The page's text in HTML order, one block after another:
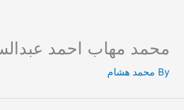
content
محمد مهاب احمد
By محمد هشام